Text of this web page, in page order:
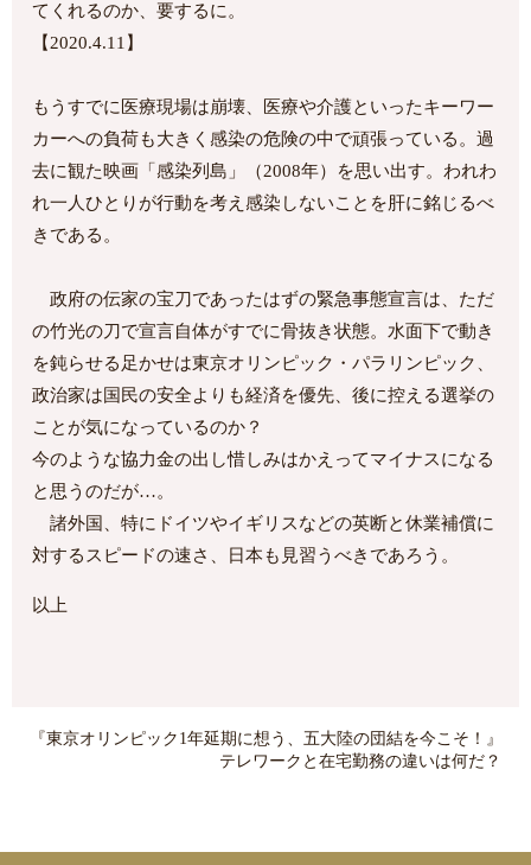
てくれるのか、要するに。
【2020.4.11】
もうすでに医療現場は崩壊、医療や介護といったキーワー
カーへの負荷も大きく感染の危険の中で頑張っている。過
去に観た映画「感染列島」（2008年）を思い出す。われわ
れ一人ひとりが行動を考え感染しないことを肝に銘じるべ
きである。
政府の伝家の宝刀であったはずの緊急事態宣言は、ただ
の竹光の刀で宣言自体がすでに骨抜き状態。水面下で動き
を鈍らせる足かせは東京オリンピック・パラリンピック、
政治家は国民の安全よりも経済を優先、後に控える選挙の
ことが気になっているのか？
今のような協力金の出し惜しみはかえってマイナスになる
と思うのだが…。
諸外国、特にドイツやイギリスなどの英断と休業補償に
対するスピードの速さ、日本も見習うべきであろう。
以上
『東京オリンピック1年延期に想う、五大陸の団結を今こそ！』
テレワークと在宅勤務の違いは何だ？